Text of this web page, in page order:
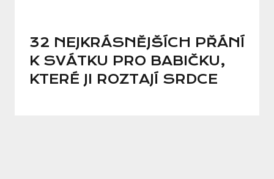
32 NEJKRÁSNĚJŠÍCH PŘÁNÍ
K SVÁTKU PRO BABIČKU,
KTERÉ JI ROZTAJÍ SRDCE